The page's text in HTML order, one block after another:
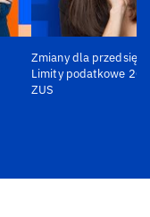
Zmiany dla
Limity podatkowe
ZUS